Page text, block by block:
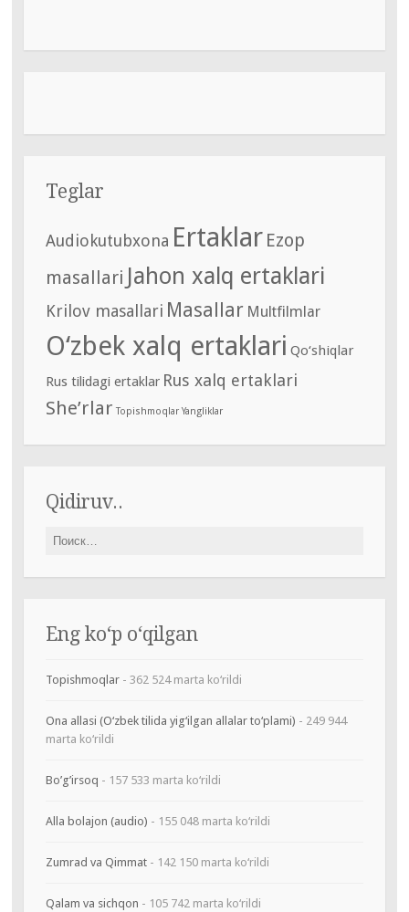
Teglar
Audiokutubxona Ertaklar Ezop
masallari Jahon xalq ertaklari
Krilov masallari Masallar Multfilmlar
O‘zbek xalq ertaklari Qo‘shiqlar
Rus tilidagi ertaklar Rus xalq ertaklari
She’rlar Topishmoqlar Yangliklar
Qidiruv..
Найти:
Eng ko‘p o‘qilgan
Topishmoqlar- 362 524 marta ko‘rildi
Ona allasi (O‘zbek tilida yig‘ilgan allalar to‘plami) - 249 944
marta ko‘rildi
Bo’g’irsoq - 157 533 marta ko‘rildi
Alla bolajon (audio) - 155 048 marta ko‘rildi
Zumrad va Qimmat- 142 150 marta ko‘rildi
Qalam va sichqon - 105 742 marta ko‘rildi